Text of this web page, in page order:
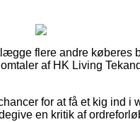
flere andre køberes
af HK Living
for at få et kig ind i
en kritik af